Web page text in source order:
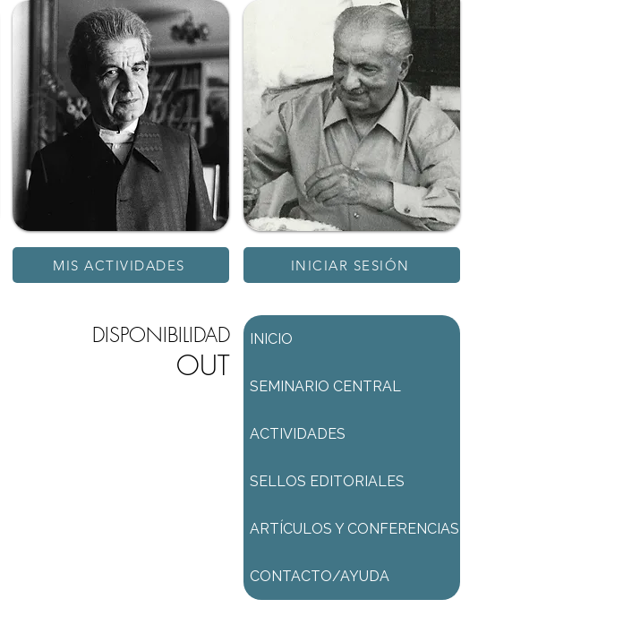
MIS ACTIVIDADES INICIAR SESIÓN
DISPONIBILIDAD
OUT
INICIO
SEMINARIO CENTRAL
ACTIVIDADES
SELLOS EDITORIALES
ARTÍCULOS Y CONFERENCIAS
CONTACTO/AYUDA